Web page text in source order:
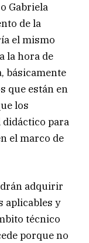
Gabriela
de la
el mismo
la hora de
básicamente
que están en
los
para
el marco de
adquirir
aplicables y
técnico
porque no